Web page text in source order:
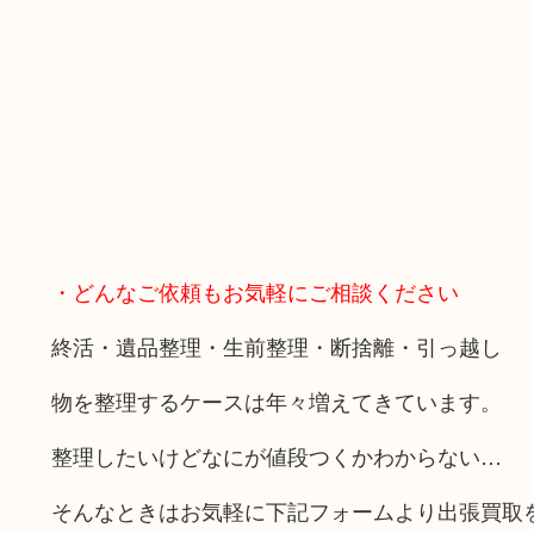
・どんなご依頼もお気軽にご相談ください
終活・遺品整理・生前整理・断捨離・引っ越し
物を整理するケースは年々増えてきています。
整理したいけどなにが値段つくかわからない…
そんなときはお気軽に下記フォームより出張買取